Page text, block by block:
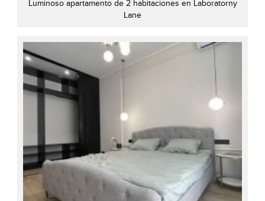
Luminoso apartamento de 2 habitaciones en Laboratorny
Lane